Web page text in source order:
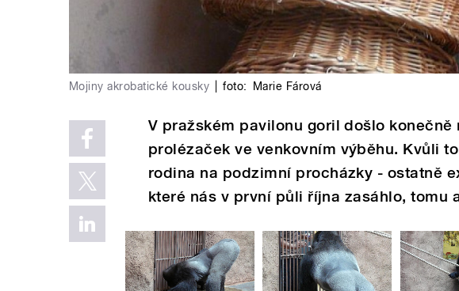
Mojiny akrobatické kousky foto: Marie Fárová
V pražském pavilonu goril došlo konečně
prolézaček ve venkovním výběhu. Kvůli
rodina na podzimní procházky - ostatně
které nás v první půli října zasáhlo, tomu